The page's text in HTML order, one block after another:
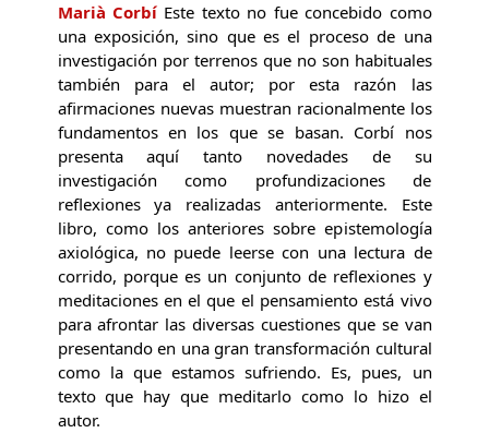
Marià CorbíEste texto no fue concebido como
una exposición, sino que es el proceso de una
investigación por terrenos que no son habituales
también para el autor; por esta razón las
afirmaciones nuevas muestran racionalmente los
fundamentos en los que se basan. Corbí nos
presenta aquí tanto novedades de su
investigación como profundizaciones de
reflexiones ya realizadas anteriormente. Este
libro, como los anteriores sobre epistemología
axiológica, no puede leerse con una lectura de
corrido, porque es un conjunto de reflexiones y
meditaciones en el que el pensamiento está vivo
para afrontar las diversas cuestiones que se van
presentando en una gran transformación cultural
como la que estamos sufriendo. Es, pues, un
texto que hay que meditarlo como lo hizo el
autor.